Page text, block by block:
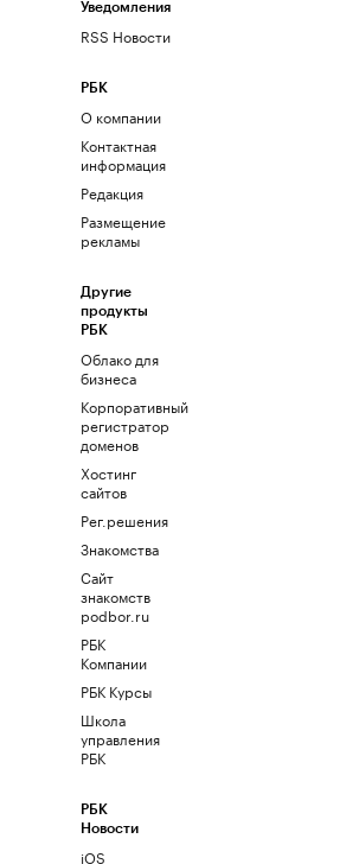
Уведомления
RSS Новости
РБК
О компании
Контактная
информация
Редакция
Размещение
рекламы
Другие
продукты
РБК
Облако для
бизнеса
Корпоративный
регистратор
доменов
Хостинг
сайтов
Рег.решения
Знакомства
Сайт
знакомств
podbor.ru
РБК
Компании
РБК Курсы
Школа
управления
РБК
РБК
Новости
iOS